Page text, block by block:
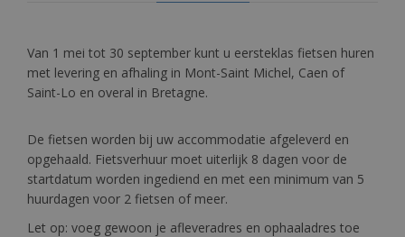
Van 1 mei tot 30 september kunt u eersteklas fietsen huren
met levering en afhaling in Mont-Saint Michel, Caen of
Saint-Lo en overal in Bretagne.
De fietsen worden bij uw accommodatie afgeleverd en
opgehaald. Fietsverhuur moet uiterlijk 8 dagen voor de
startdatum worden ingediend en met een minimum van 5
huurdagen voor 2 fietsen of meer.
Let op: voeg gewoon je afleveradres en ophaaladres toe